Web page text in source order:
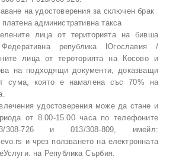
на удостоверения за сключен брак
административна такса
лица от територията на бивша
Федеративна република Югославия /
лица от тероторията на Косово и
на подходящи документи, доказващи
сума, която е намалена със 70% на
удостоверения може да стане и
от 8.00-15.00 часа по телефоните
308-726 и 013/308-809, имейл:
и чрез ползването на електронната
на Република Сърбия.